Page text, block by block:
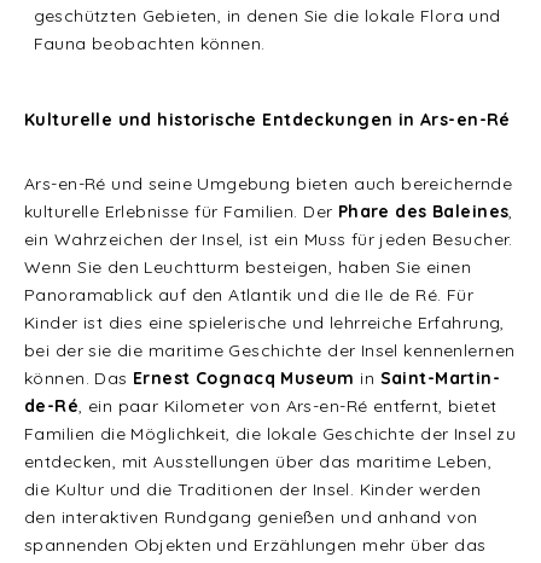
geschützten Gebieten, in denen Sie die lokale Flora und
Fauna beobachten können.
Kulturelle und historische Entdeckungen in Ars-en-Ré
Ars-en-Ré und seine Umgebung bieten auch bereichernde
kulturelle Erlebnisse für Familien. Der Phare des Baleines,
ein Wahrzeichen der Insel, ist ein Muss für jeden Besucher.
Wenn Sie den Leuchtturm besteigen, haben Sie einen
Panoramablick auf den Atlantik und die Ile de Ré. Für
Kinder ist dies eine spielerische und lehrreiche Erfahrung,
bei der sie die maritime Geschichte der Insel kennenlernen
können. Das Ernest Cognacq Museum in Saint-Martin-
de-Ré, ein paar Kilometer von Ars-en-Ré entfernt, bietet
Familien die Möglichkeit, die lokale Geschichte der Insel zu
entdecken, mit Ausstellungen über das maritime Leben,
die Kultur und die Traditionen der Insel. Kinder werden
den interaktiven Rundgang genießen und anhand von
spannenden Objekten und Erzählungen mehr über das